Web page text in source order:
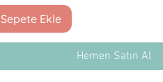
Sepete Ekle
Hemen Satın Al